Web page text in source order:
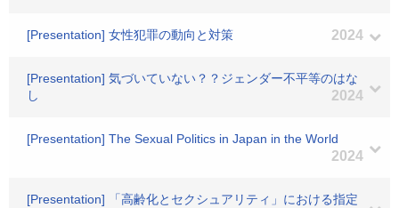
[Presentation] 女性犯罪の動向と対策 2024
[Presentation] 気づいていない？？ジェンダー不平等のはな
し
2024
[Presentation] The Sexual Politics in Japan in the World
2024
[Presentation] 「高齢化とセクシュアリティ」における指定